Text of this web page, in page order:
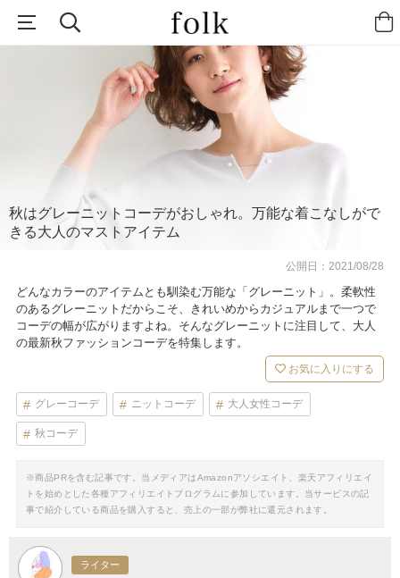
秋はグレーニットコーデがおしゃれ。万能な着こなしがで
きる大人のマストアイテム
公開日：2021/08/28
どんなカラーのアイテムとも馴染む万能な「グレーニット」。柔軟性
のあるグレーニットだからこそ、きれいめからカジュアルまで一つで
コーデの幅が広がりますよね。そんなグレーニットに注目して、大人
の最新秋ファッションコーデを特集します。
お気に入りにする
グレーコーデ ニットコーデ 大人女性コーデ
秋コーデ
※商品PRを含む記事です。当メディアはAmazonアソシエイト、楽天アフィリエイ
トを始めとした各種アフィリエイトプログラムに参加しています。当サービスの記
事で紹介している商品を購入すると、売上の一部が弊社に還元されます。
ライター